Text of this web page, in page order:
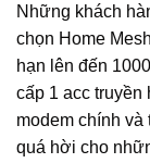
Những khách
chọn Home
hạn lên đến
cấp 1 acc truyền
modem chính và
quá hời cho